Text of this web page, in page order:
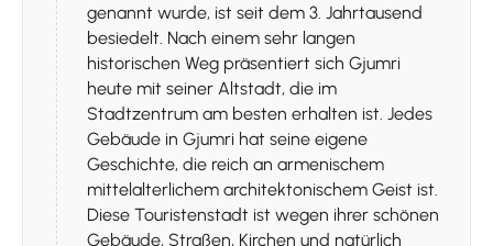
genannt wurde, ist seit dem 3. Jahrtausend
besiedelt. Nach einem sehr langen
historischen Weg präsentiert sich Gjumri
heute mit seiner Altstadt, die im
Stadtzentrum am besten erhalten ist. Jedes
Gebäude in Gjumri hat seine eigene
Geschichte, die reich an armenischem
mittelalterlichem architektonischem Geist ist.
Diese Touristenstadt ist wegen ihrer schönen
Gebäude, Straßen, Kirchen und natürlich